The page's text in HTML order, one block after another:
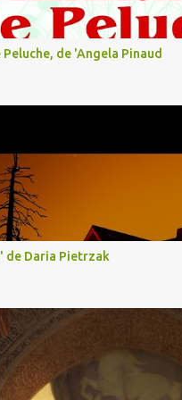
de 'Angela Pinaud
de Daria Pietrzak